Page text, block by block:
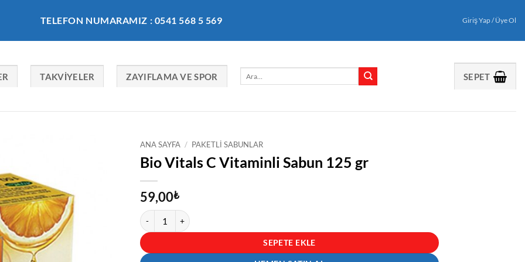
TELEFON NUMARAMIZ : 0541 568 5 569 Giriş Yap / Üye Ol
TAKVIYELER ZAYIFLAMA VE SPOR SEPET
ANA SAYFA / PAKETLI SABUNLAR
Bio Vitals C Vitaminli Sabun 125 gr
59,00₺
Bio Vitals C Vitaminli Sabun 125 gr adet
SEPETE EKLE